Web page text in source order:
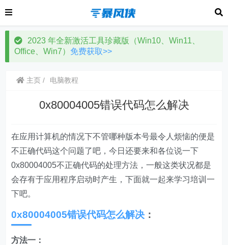
2023 年全新激活工具珍藏版（Win10、Win11、
Office、Win7） 免费获取>>
主页 电脑教程
0x80004005错误代码怎么解决
在应用计算机的情况下不管哪种版本号最令人烦恼的便是
不正确代码这个问题了吧，今日还要来和各位说一下
0x80004005不正确代码的处理方法，一般这类状况都是
会存有于应用程序启动时产生，下面就一起来学习培训一
下吧。
0x80004005错误代码怎么解决 ：
方法一：